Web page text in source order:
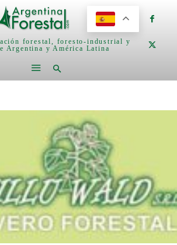
forestal, foresto-industrial y
Argentina y América Latina